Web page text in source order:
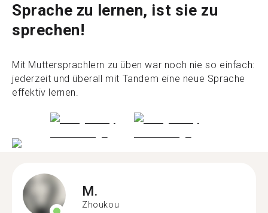
Sprache zu lernen, ist sie zu
sprechen!
Mit Muttersprachlern zu üben war noch nie so einfach:
jederzeit und überall mit Tandem eine neue Sprache
effektiv lernen.
M.
Zhoukou